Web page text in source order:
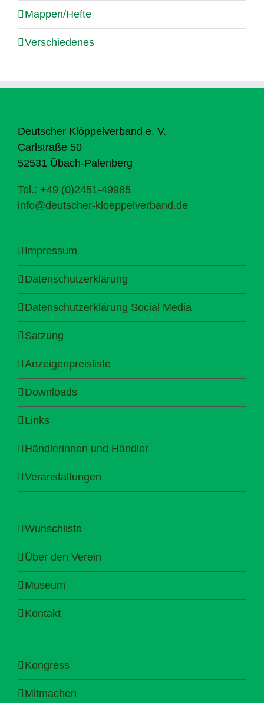
Mappen/Hefte
Verschiedenes
Deutscher Klöppelverband e. V.
Carlstraße 50
52531 Übach-Palenberg
Tel.: +49 (0)2451-49985
info@deutscher-kloeppelverband.de
Impressum
Datenschutzerklärung
Datenschutzerklärung Social Media
Satzung
Anzeigenpreisliste
Downloads
Links
Händlerinnen und Händler
Veranstaltungen
Wunschliste
Über den Verein
Museum
Kontakt
Kongress
Mitmachen